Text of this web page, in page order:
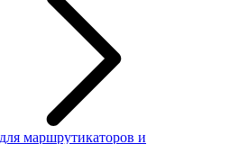
маршрутикаторов и